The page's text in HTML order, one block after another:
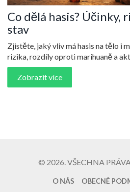
Co dělá hasis? Účinky,
stav
Zjistěte, jaký vliv má hasis na tělo i
rizika, rozdíly oproti marihuaně a
Zobrazit více
© 2026. VŠECHNA
O NÁS OBECNÉ